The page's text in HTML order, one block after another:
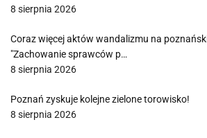
8 sierpnia 2026
Coraz więcej aktów wandalizmu na
"Zachowanie sprawców p…
8 sierpnia 2026
Poznań zyskuje kolejne zielone torowisko!
8 sierpnia 2026